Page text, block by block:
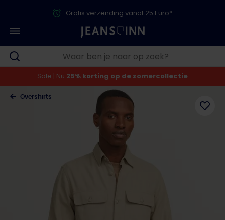
Gratis verzending vanaf 25 Euro*
Sale | Nu 25% korting op de zomercollectie
Overshirts